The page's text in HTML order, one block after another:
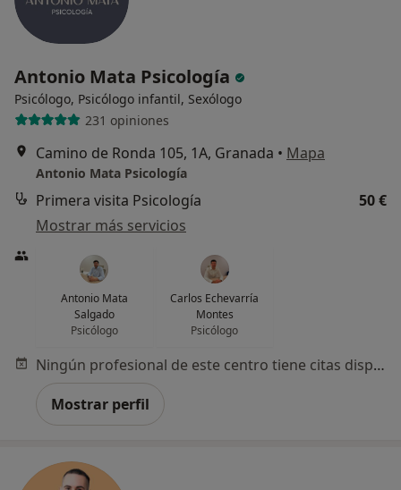
Antonio Mata Psicología
Psicólogo, Psicólogo infantil, Sexólogo
231 opiniones
Camino de Ronda 105, 1A, Granada • Mapa
Antonio Mata Psicología
Primera visita Psicología
50 €
Mostrar más servicios
Antonio Mata
Salgado
Psicólogo
Carlos Echevarría
Montes
Psicólogo
Ningún profesional de este centro tiene citas disponibles
Mostrar perfil